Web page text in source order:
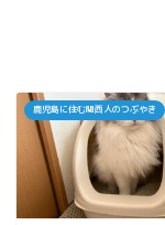
鹿児島に住む関西人のつぶやき